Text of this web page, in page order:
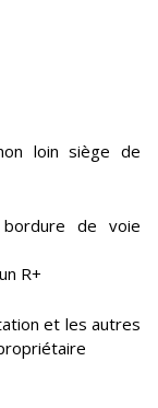
loin siège de
de voie
R+
et les autres